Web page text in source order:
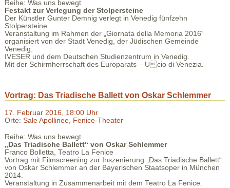
Reihe: Was uns bewegt
Festakt zur Verlegung der Stolpersteine
Der Künstler Gunter Demnig verlegt in Venedig fünfzehn
Stolpersteine.
Veranstaltung im Rahmen der „Giornata della Memoria 2016“
organisiert von der Stadt Venedig, der Jüdischen Gemeinde
Venedig,
IVESER und dem Deutschen Studienzentrum in Venedig.
Mit der Schirmherrschaft des Europarats – Ucio di Venezia.
Vortrag: Das Triadische Ballett von Oskar Schlemmer
17. Februar 2016, 18:00 Uhr
Orte: Sale Apollinee, Fenice-Theater
Reihe: Was uns bewegt
„Das Triadische Ballett“ von Oskar Schlemmer
Franco Bolletta, Teatro La Fenice
Vortrag mit Filmscreening zur Inszenierung „Das Triadische Ballett“
von Oskar Schlemmer an der Bayerischen Staatsoper in München
2014.
Veranstaltung in Zusammenarbeit mit dem Teatro La Fenice.